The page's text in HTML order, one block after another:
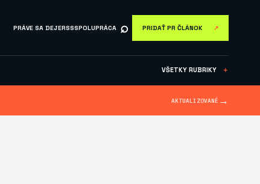
PRÁVE SA DEJERSSSPOLUPRÁCA ⌕ PRIDAŤ PR ČLÁNOK ↗
VŠETKY RUBRIKY ＋
AKTUALIZOVANÉ →